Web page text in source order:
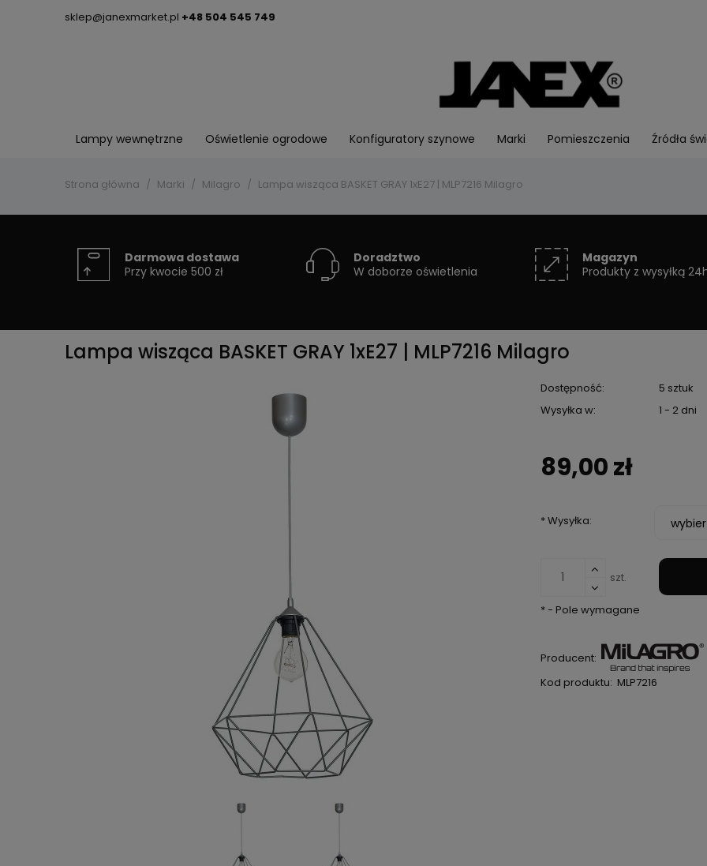
sklep@janexmarket.pl +48 504 545 749
Lampy wewnętrzne Oświetlenie ogrodowe Konfiguratory szynowe Marki Pomieszczenia Źródła
Strona główna Marki Milagro Lampa wisząca BASKET GRAY 1xE27 | MLP7216 Milagro
Darmowa dostawa
Przy kwocie 500 zł
Doradztwo
W doborze oświetlenia
Magazyn
Produkty z wysyłką
Lampa wisząca BASKET GRAY 1xE27 | MLP7216 Milagro
Dostępność:
5 sztuk
Wysyłka w:
1 - 2 dni
89,00 zł
*Wysyłka:
szt.
*- Pole wymagane
Producent:
Kod produktu: MLP7216